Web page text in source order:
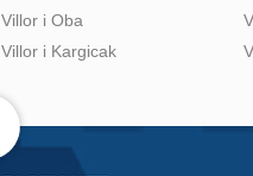
Villor i Oba
Villor i Kargicak